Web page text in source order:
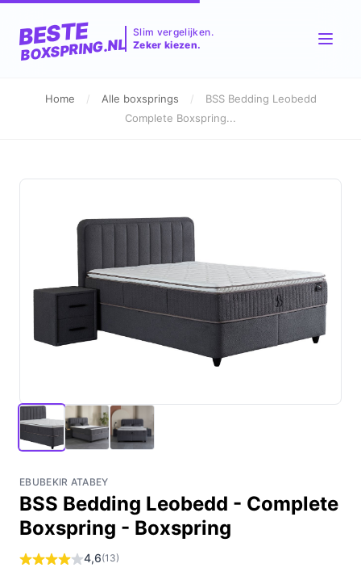
BESTE
BOXSPRING.NL
Slim vergelijken.
Zeker kiezen.
Home / Alle boxsprings /
BSS Bedding Leobedd
Complete Boxspring...
EBUBEKIR ATABEY
BSS Bedding Leobedd - Complete
Boxspring - Boxspring
4,6(13)